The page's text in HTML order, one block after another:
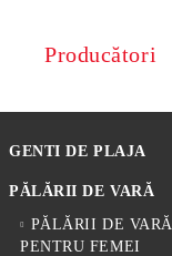
Producători
GENTI DE PLAJA
PĂLĂRII DE VARĂ
PĂLĂRII DE VARĂ
PENTRU FEMEI